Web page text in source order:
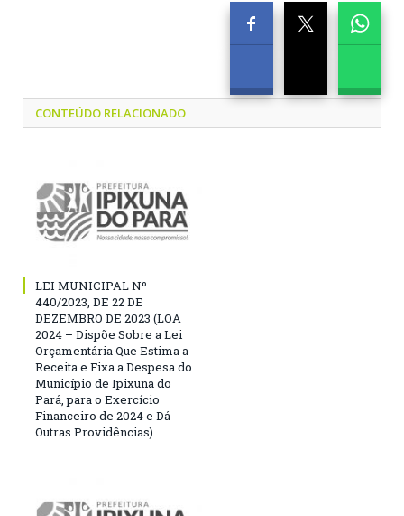
CONTEÚDO RELACIONADO
LEI MUNICIPAL Nº
440/2023, DE 22 DE
DEZEMBRO DE 2023 (LOA
2024 – Dispõe Sobre a Lei
Orçamentária Que Estima a
Receita e Fixa a Despesa do
Município de Ipixuna do
Pará, para o Exercício
Financeiro de 2024 e Dá
Outras Providências)